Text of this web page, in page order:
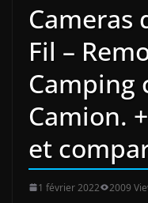
Cameras
Fil –
Camping
Camion.
et
1 février 2022 2009